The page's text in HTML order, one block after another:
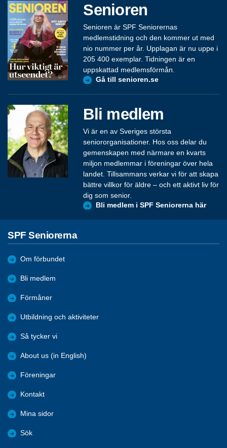
Senioren
Senioren är SPF Seniorernas
medlemstidning och den kommer ut med
nio nummer per år. Upplagan är nu uppe i
205 400 exemplar. Tidningen är en
uppskattad medlemsförmån.
Gå till senioren.se
Bli medlem
Vi är en av Sveriges största
seniororganisationer. Hos oss delar du
gemenskapen med närmare en kvarts
miljon medlemmar i föreningar över hela
landet. Tillsammans verkar vi för att skapa
bättre villkor för äldre – och ett aktivt liv för
dig som senior.
Bli medlem i SPF Seniorerna här
SPF Seniorerna
Om förbundet
Bli medlem
Förmåner
Utbildning och aktiviteter
Så tycker vi
About us (in English)
Föreningar
Kontakt
Mina sidor
Sök